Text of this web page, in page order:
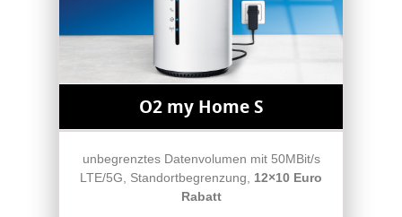
O2 my Home S
unbegrenztes Datenvolumen mit 50MBit/s
LTE/5G, Standortbegrenzung, 12×10 Euro
Rabatt